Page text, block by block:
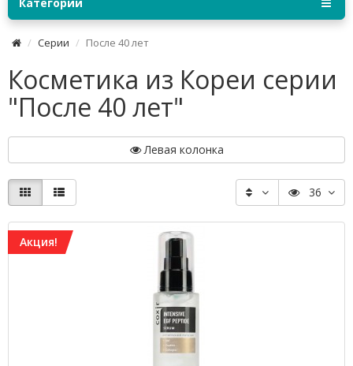
Серии После 40 лет
Косметика из Кореи серии
"После 40 лет"
Левая колонка
36
Акция!